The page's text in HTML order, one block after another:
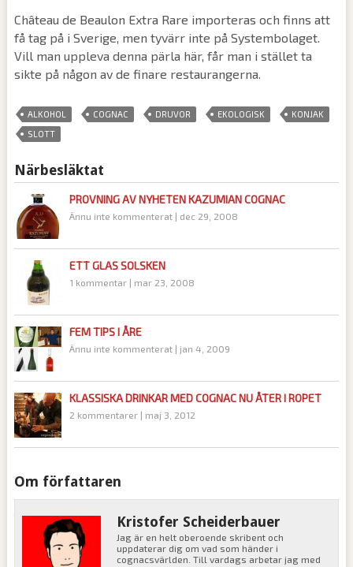
Château de Beaulon Extra Rare importeras och finns att
få tag på i Sverige, men tyvärr inte på Systembolaget.
Vill man uppleva denna pärla här, får man i stället ta
sikte på någon av de finare restaurangerna.
ALKOHOL COGNAC DRUVOR EKOLOGISK KONJAK
SLOTT
Närbesläktat
PROVNING AV NYHETEN KAZUMIAN COGNAC
Ännu inte kommenterat| dec 29, 2008
ETT GLAS SOLSKEN
1 kommentar| mar 23, 2008
FEM TIPS I ÅRE
Ännu inte kommenterat| jan 4, 2009
KLASSISKA DRINKAR MED COGNAC NU ÅTER I ROPET
2 kommentarer| maj 3, 2012
Om författaren
Kristofer Scheiderbauer
Jag är en helt oberoende skribent och
uppdaterar dig om vad som händer i
cognacsvärlden. Till vardags arbetar jag med